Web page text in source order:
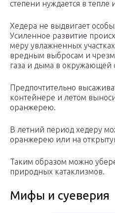
степени нуждается в
Хедера не выдвигает
Усиленное развитие
меру увлажненных
вредным выбросам и
газа и дыма в окружающей
Предпочтительно
контейнере и летом
оранжерею.
В летний период хедеру
оранжерею или на
Таким образом можно
природных катаклизмов.
Мифы и суеверия